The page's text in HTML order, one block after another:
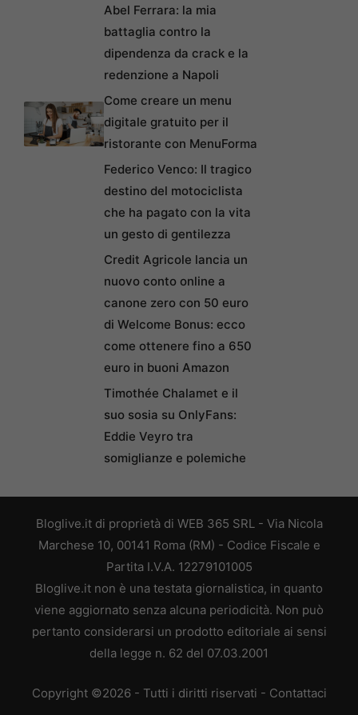
Abel Ferrara: la mia
battaglia contro la
dipendenza da crack e la
redenzione a Napoli
Come creare un menu
digitale gratuito per il
ristorante con MenuForma
Federico Venco: Il tragico
destino del motociclista
che ha pagato con la vita
un gesto di gentilezza
Credit Agricole lancia un
nuovo conto online a
canone zero con 50 euro
di Welcome Bonus: ecco
come ottenere fino a 650
euro in buoni Amazon
Timothée Chalamet e il
suo sosia su OnlyFans:
Eddie Veyro tra
somiglianze e polemiche
Bloglive.it di proprietà di WEB 365 SRL - Via Nicola
Marchese 10, 00141 Roma (RM) - Codice Fiscale e
Partita I.V.A. 12279101005
Bloglive.it non è una testata giornalistica, in quanto
viene aggiornato senza alcuna periodicità. Non può
pertanto considerarsi un prodotto editoriale ai sensi
della legge n. 62 del 07.03.2001
Copyright ©2026 - Tutti i diritti riservati - Contattaci